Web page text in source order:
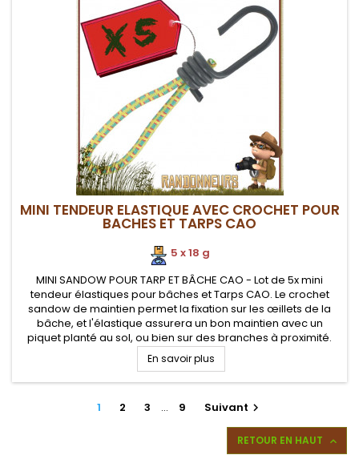
MINI TENDEUR ELASTIQUE AVEC CROCHET POUR
BACHES ET TARPS CAO
5 x 18 g
MINI SANDOW POUR TARP ET BÂCHE CAO - Lot de 5x mini
tendeur élastiques pour bâches et Tarps CAO. Le crochet
sandow de maintien permet la fixation sur les œillets de la
bâche, et l'élastique assurera un bon maintien avec un
piquet planté au sol, ou bien sur des branches à proximité.
Ce mini tendeur modulable permet de créer des points de
tensions sur une...
En savoir plus
1 2 3 … 9 Suivant 
RETOUR EN HAUT 